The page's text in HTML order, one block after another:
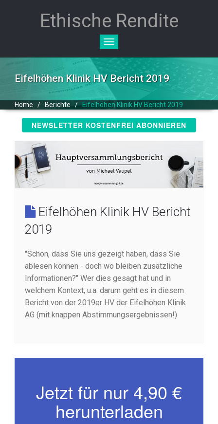
Ethische Rendite
Toggle
Eifelhöhen Klinik HV Bericht 2019
Home / Berichte / Eifelhöhen Klinik HV Bericht 2019
NEWSLETTER KOSTENFREI ABONNIEREN
Eifelhöhen Klinik HV Bericht
2019
"Schön, dass Sie uns gezeigt haben, dass Sie
ablesen können - doch wo bleiben zusätzliche
Informationen?" Wer dies gesagt hat und in
welchem Kontext, u.a. darum geht es in diesem
Bericht von der 2019er HV der Eifelhöhen Klinik
AG (mit knappen Abstimmungsergebnissen!)
Jetzt für nur 4,90 €
herunterladen